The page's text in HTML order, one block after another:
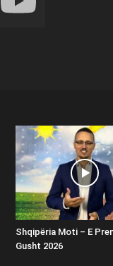
Shqipëria Moti – E
Gusht 2026